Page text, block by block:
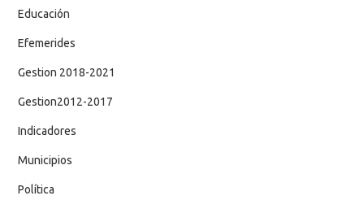
Educación
Efemerides
Gestion 2018-2021
Gestion2012-2017
Indicadores
Municipios
Política